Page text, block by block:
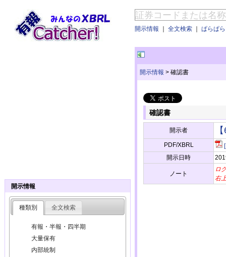
開示情報 ｜ 全文検索 ｜ ぱらぱ
開示情報 > 確認書
確認書
開示者
PDF/XBRL
開示日時
ノート
ロ
右
開示情報
種類別 全文検索
有報・半報・四半期
大量保有
内部統制